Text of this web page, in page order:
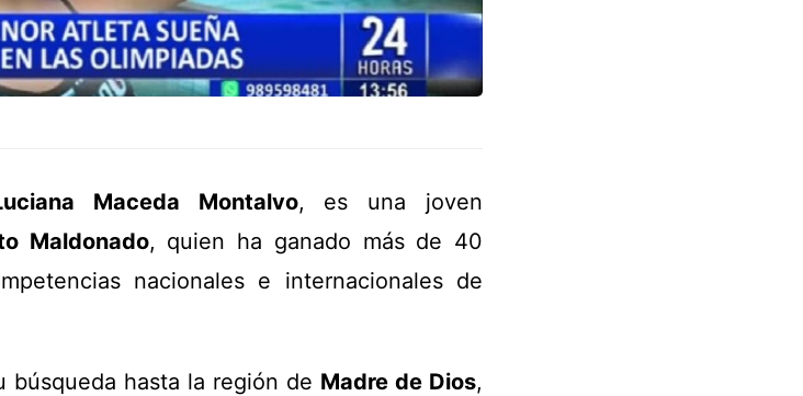
Maceda Montalvo, es una joven
Maldonado, quien ha ganado más de 40
nacionales e internacionales de
búsqueda hasta la región de Madre de Dios,